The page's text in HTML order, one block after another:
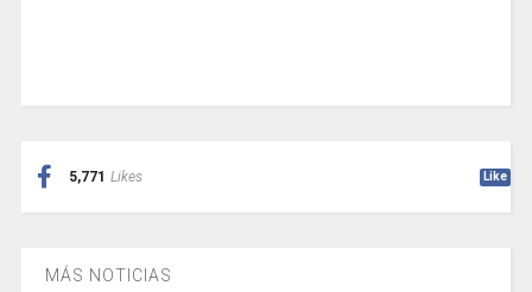
5,771 Likes Like
MÁS NOTICIAS